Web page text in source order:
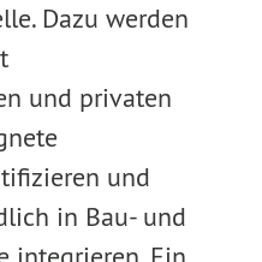
Dazu werden
und privaten
und
in Bau- und